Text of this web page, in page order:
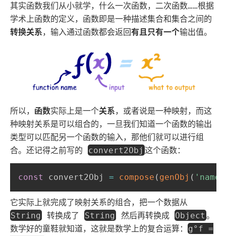
其实函数我们从小就学，什么一次函数，二次函数……根据
学术上函数的定义，函数即是一种描述集合和集合之间的
转换关系，输入通过函数都会返回有且只有一个输出值。
所以， 函数实际上是一个关系，或者说是一种映射，而这
种映射关系是可以组合的，一旦我们知道一个函数的输出
类型可以匹配另一个函数的输入，那他们就可以进行组
合。还记得之前写的
convert2Obj 这个函数：
const convert2Obj = compose ( genObj ( 'name'
它实际上就完成了映射关系的组合，把一个数据从
String转换成了 String 然后再转换成 Object 。
数学好的童鞋就知道，这就是数学上的复合运算：
g°f =